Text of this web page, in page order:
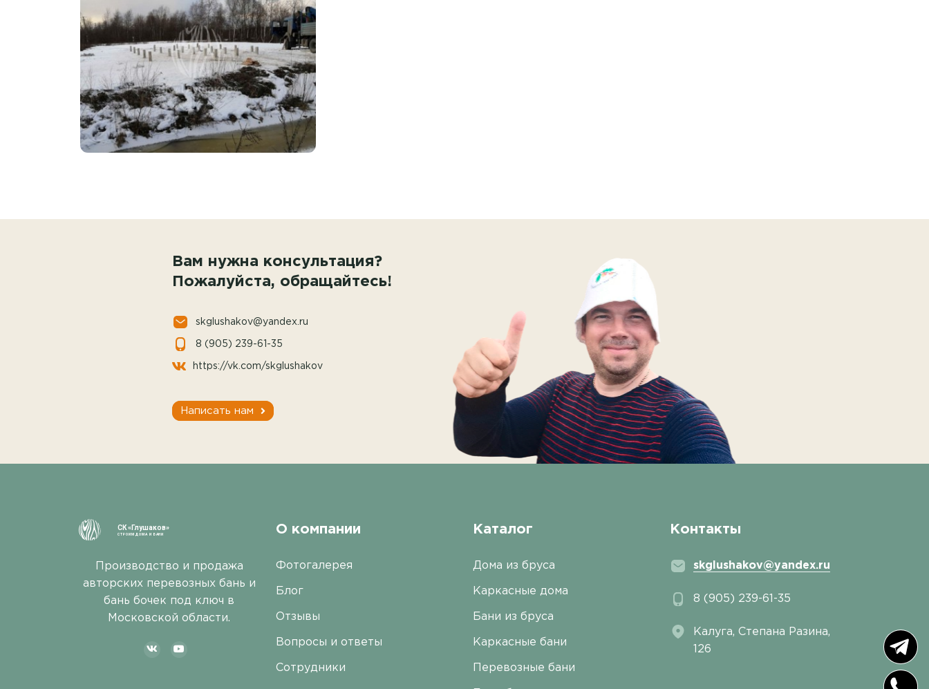
Вам нужна консультация?
Пожалуйста, обращайтесь!
skglushakov@yandex.ru
8 (905) 239-61-35
https://vk.com/skglushakov
Написать нам
СК «Глушаков»
СТРОИМ ДОМА И БАНИ
Производство и продажа
авторских перевозных бань и
бань бочек под ключ в
Московской области.
О компании
Фотогалерея
Блог
Отзывы
Вопросы и ответы
Сотрудники
Каталог
Дома из бруса
Каркасные дома
Бани из бруса
Каркасные бани
Перевозные бани
Контакты
skglushakov@yandex.ru
8 (905) 239-61-35
Калуга, ​Степана Разина,
126